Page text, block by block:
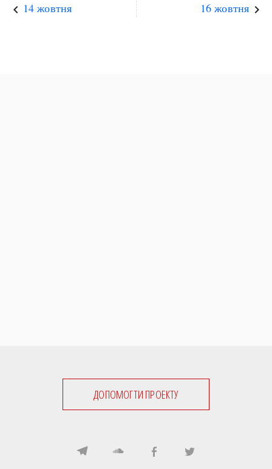
keyboard_arrow_left 14 жовтня 16 жовтня keyboard_arrow_right
ДОПОМОГТИ ПРОЕКТУ